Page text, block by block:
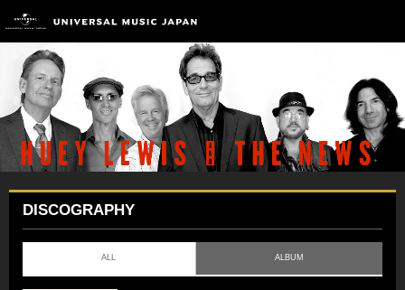
DISCOGRAPHY
ALL ALBUM